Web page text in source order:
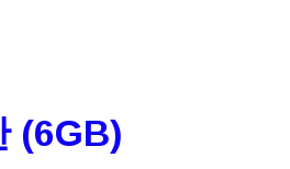
(6GB)